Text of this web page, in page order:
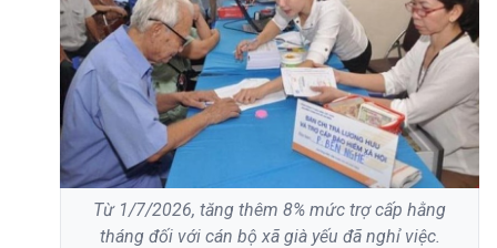
Từ 1/7/2026, tăng thêm 8% mức trợ cấp hằng
tháng đối với cán bộ xã già yếu đã nghỉ việc.